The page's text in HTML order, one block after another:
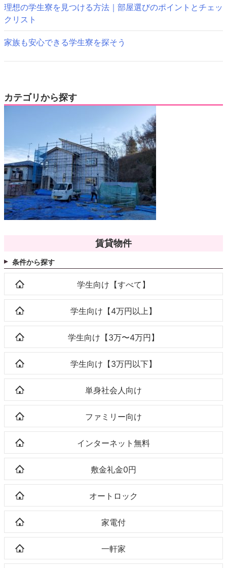
理想の学生寮を見つける方法｜部屋選びのポイントとチェッ
クリスト
家族も安心できる学生寮を探そう
カテゴリから探す
賃貸物件
条件から探す
学生向け【すべて】
学生向け【4万円以上】
学生向け【3万〜4万円】
学生向け【3万円以下】
単身社会人向け
ファミリー向け
インターネット無料
敷金礼金0円
オートロック
家電付
一軒家